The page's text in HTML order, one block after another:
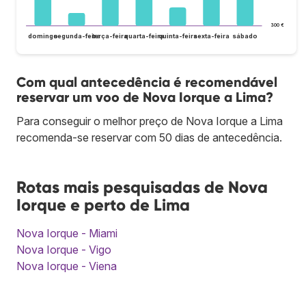
300 €
domingosegunda-feiraterça-feiraquarta-feiraquinta-feirasexta-feira sábado
Com qual antecedência é recomendável
reservar um voo de Nova Iorque a Lima?
Para conseguir o melhor preço de Nova Iorque a Lima
recomenda-se reservar com 50 dias de antecedência.
Rotas mais pesquisadas de Nova
Iorque e perto de Lima
Nova Iorque - Miami
Nova Iorque - Vigo
Nova Iorque - Viena